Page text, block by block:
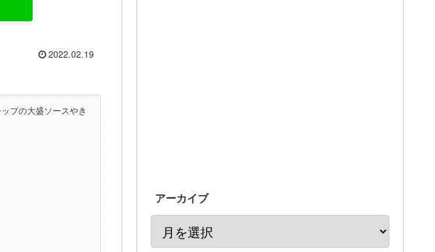
2022.02.19
プの大盛ソースやき
アーカイブ